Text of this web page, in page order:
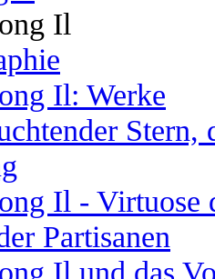
Il
Il: Werke
Stern,
Il - Virtuose
Partisanen
Il und das